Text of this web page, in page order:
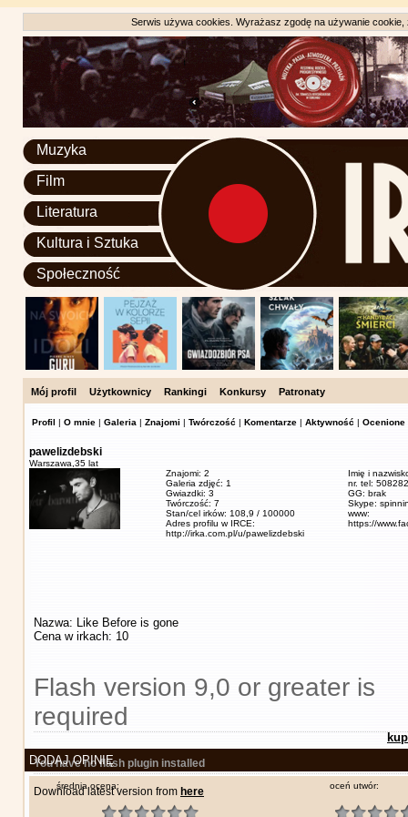
Serwis używa cookies. Wyrażasz zgodę na używanie
Muzyka
Film
Literatura
Kultura i Sztuka
Społeczność
Mój profil Użytkownicy Rankingi Konkursy Patronaty
Profil | O mnie | Galeria | Znajomi | Twórczość | Komentarze | Aktywność | Ocenione
pawelizdebski
Warszawa, 35 lat
Znajomi: 2
Galeria zdjęć: 1
Gwiazdki: 3
Twórczość: 7
Stan/cel irków: 108,9 / 100000
Adres profilu w IRCE:
http://irka.com.pl/u/pawelizdebski
Imię i
nr. tel:
GG: brak
Skype:
www:
https://
Nazwa: Like Before is gone
Cena w irkach: 10
Flash version 9,0 or greater is
required
You have no flash plugin installed
Download latest version from here
DODAJ OPINIĘ
średnia ocena: oceń utwór: